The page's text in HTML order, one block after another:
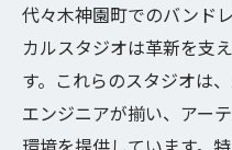
音楽の多様性を
アーティストの
音楽業界が注目
バンドレコー
代々木神園町でのバンド
カルスタジオは革新を支
す。これらのスタジオは
エンジニアが揃い、アー